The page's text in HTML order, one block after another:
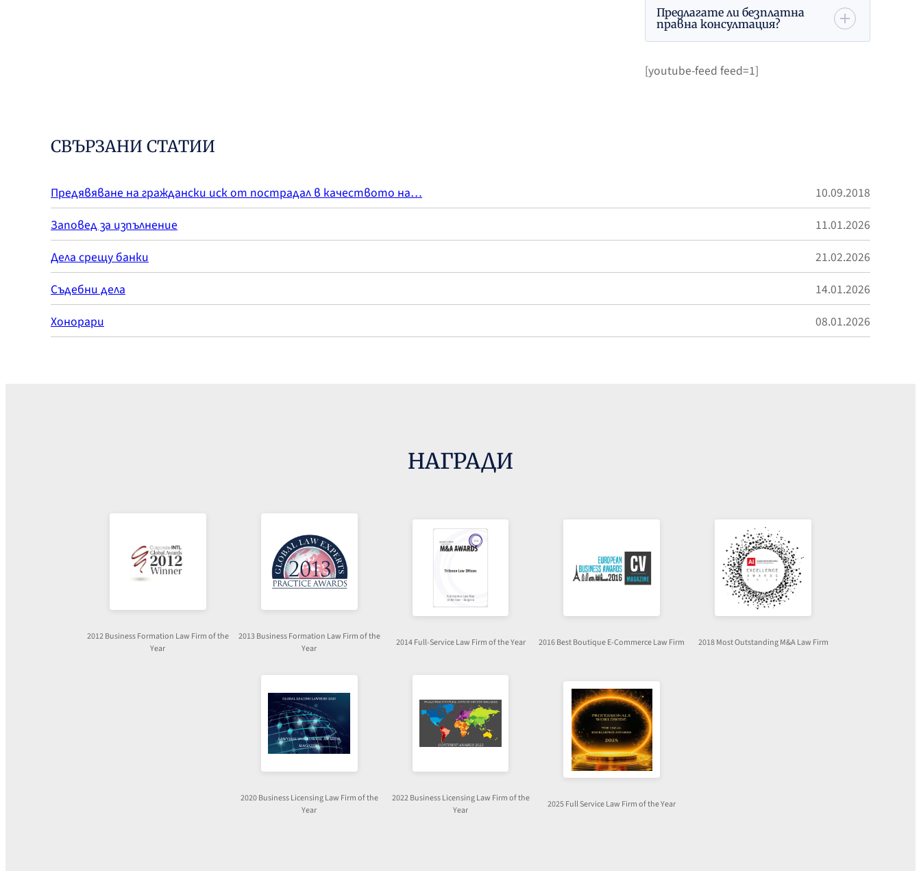
Предлагате ли безплатна
правна консултация?
[youtube-feed feed=1]
СВЪРЗАНИ СТАТИИ
Предявяване на граждански иск от пострадал в качеството на…
10.09.2018
Заповед за изпълнение
11.01.2026
Дела срещу банки
21.02.2026
Съдебни дела
14.01.2026
Хонорари
08.01.2026
НАГРАДИ
2012 Business Formation Law Firm of the
Year
2013 Business Formation Law Firm of the
Year
2014 Full-Service Law Firm of the Year 2016 Best Boutique E-Commerce Law Firm 2018 Most Outstanding M&A Law Firm
2020 Business Licensing Law Firm of the
Year
2022 Business Licensing Law Firm of the
Year
2025 Full Service Law Firm of the Year